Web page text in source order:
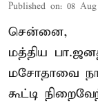
Published on: 08
சென்னை,
மத்திய
மசோதாவை
கூட்டி